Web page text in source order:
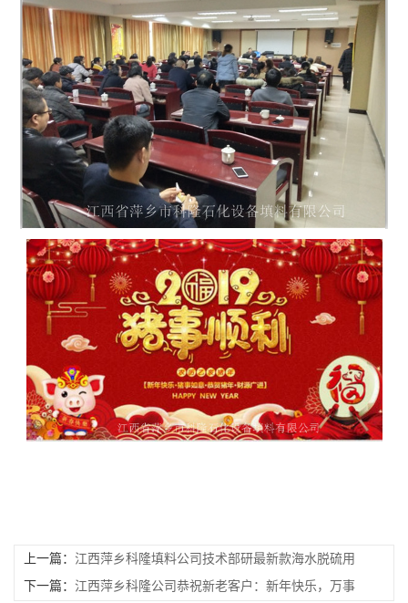
上一篇： 江西萍乡科隆填料公司技术部研最新款海水脱硫用
的折流板除雾器
下一篇： 江西萍乡科隆公司恭祝新老客户：新年快乐，万事